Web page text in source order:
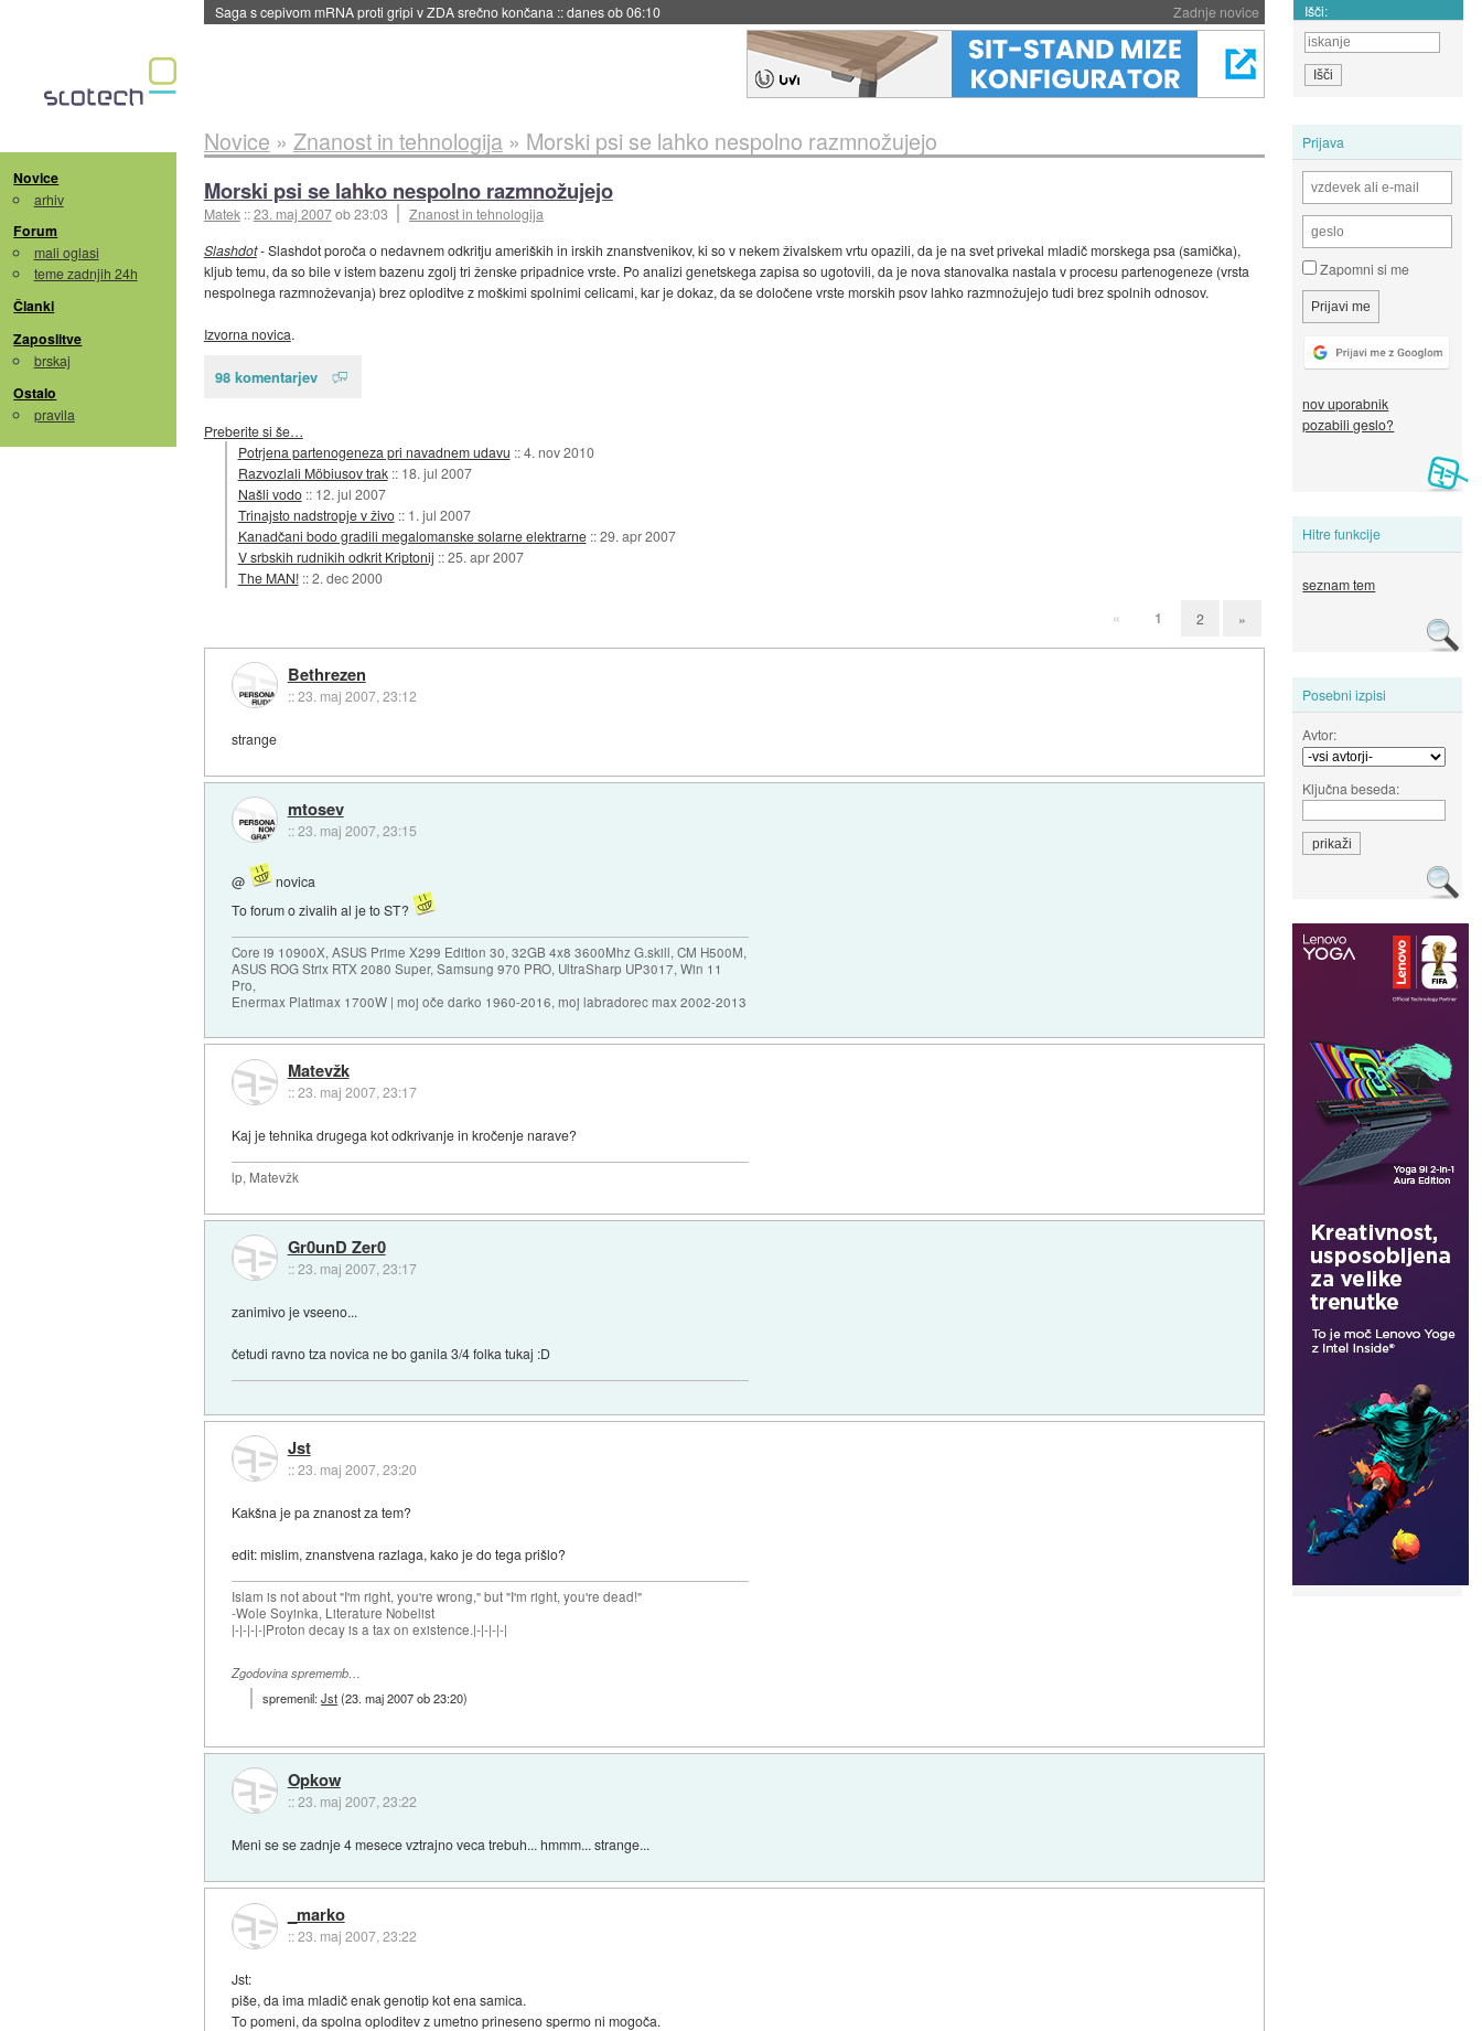
Zadnje novice
BMW v vozilih začel predvajati reklame::danes ob 06:09 Išči:
Novice
arhiv
Forum
mali oglasi
teme zadnjih 24h
Članki
Zaposlitve
brskaj
Ostalo
pravila
Prijava
Zapomni si me
nov uporabnik
pozabili geslo?
Hitre funkcije
seznam tem
Posebni izpisi
Avtor:
Ključna beseda:
Novice » Znanost in tehnologija» Morski psi se lahko nespolno razmnožujejo
Morski psi se lahko nespolno razmnožujejo
Matek ::23. maj 2007ob 23:03
Znanost in tehnologija
Slashdot- Slashdot poroča o nedavnem odkritju ameriških in irskih znanstvenikov, ki so v nekem živalskem vrtu opazili, da je na svet privekal mladič morskega psa (samička),
kljub temu, da so bile v istem bazenu zgolj tri ženske pripadnice vrste. Po analizi genetskega zapisa so ugotovili, da je nova stanovalka nastala v procesu partenogeneze (vrsta
nespolnega razmnoževanja) brez oploditve z moškimi spolnimi celicami, kar je dokaz, da se določene vrste morskih psov lahko razmnožujejo tudi brez spolnih odnosov.
Izvorna novica.
98 komentarjev
Preberite si še…
Potrjena partenogeneza pri navadnem udavu ::4. nov 2010
Razvozlali Möbiusov trak :: 18. jul 2007
Našli vodo :: 12. jul 2007
Trinajsto nadstropje v živo :: 1. jul 2007
Kanadčani bodo gradili megalomanske solarne elektrarne ::29. apr 2007
V srbskih rudnikih odkrit Kriptonij ::25. apr 2007
The MAN! ::2. dec 2000
« 1 2 »
Bethrezen
::23. maj 2007, 23:12
strange
mtosev
::23. maj 2007, 23:15
@
novica
To forum o zivalih al je to ST?
Core i9 10900X, ASUS Prime X299 Edition 30, 32GB 4x8 3600Mhz G.skill, CM H500M,
ASUS ROG Strix RTX 2080 Super, Samsung 970 PRO, UltraSharp UP3017, Win 11
Pro,
Enermax Platimax 1700W | moj oče darko 1960-2016, moj labradorec max 2002-2013
Matevžk
::23. maj 2007, 23:17
Kaj je tehnika drugega kot odkrivanje in kročenje narave?
lp, Matevžk
Gr0unD Zer0
::23. maj 2007, 23:17
zanimivo je vseeno...
četudi ravno tza novica ne bo ganila 3/4 folka tukaj :D
Jst
::23. maj 2007, 23:20
Kakšna je pa znanost za tem?
edit: mislim, znanstvena razlaga, kako je do tega prišlo?
Islam is not about "I'm right, you're wrong," but "I'm right, you're dead!"
-Wole Soyinka, Literature Nobelist
|-|-|-|-|Proton decay is a tax on existence.|-|-|-|-|
Zgodovina sprememb…
spremenil:Jst(23. maj 2007 ob 23:20)
Opkow
::23. maj 2007, 23:22
Meni se se zadnje 4 mesece vztrajno veca trebuh... hmmm... strange...
_marko
::23. maj 2007, 23:22
Jst:
piše, da ima mladič enak genotip kot ena samica.
To pomeni, da spolna oploditev z umetno prineseno spermo ni mogoča.